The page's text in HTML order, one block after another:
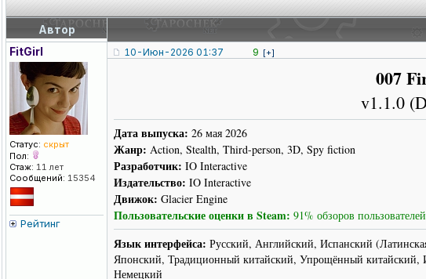
Автор
FitGirl
Статус: скрыт
Пол:
Стаж: 11 лет
Сообщений: 15354
Рейтинг
10-Июн-2026 01:37 9 [+]
007
v1.1.0
Дата выпуска: 26 мая 2026
Жанр: Action, Stealth, Third-person, 3D, Spy fiction
Разработчик: IO Interactive
Издательство: IO Interactive
Движок: Glacier Engine
Пользовательские оценки в Steam: 91% обзоров
Язык интерфейса: Русский, Английский, Испанский
Японский, Традиционный китайский, Упрощённый китайский,
Немецкий